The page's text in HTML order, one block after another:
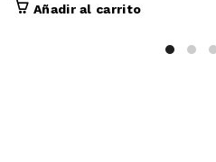
Añadir al carrito